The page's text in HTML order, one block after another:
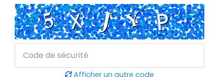
Afficher un autre code